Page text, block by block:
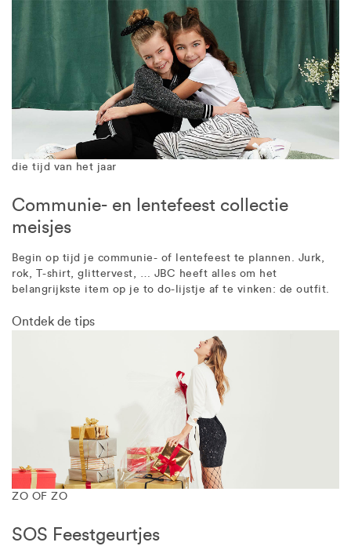
die tijd van het jaar
Communie- en lentefeest collectie
meisjes
Begin op tijd je communie- of lentefeest te plannen. Jurk,
rok, T-shirt, glittervest, … JBC heeft alles om het
belangrijkste item op je to do-lijstje af te vinken: de outfit.
Ontdek de tips
ZO OF ZO
SOS Feestgeurtjes